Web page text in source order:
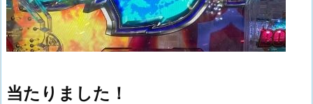
当たりました！